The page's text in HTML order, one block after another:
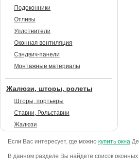
Подоконники
Отливы
Уплотнители
Оконная вентиляция
Сэндвич-панели
Монтажные материалы
Жалюзи, шторы, ролеты
Шторы, портьеры
Ставни, Рольставни
Жалюзи
Если Вас интересует, где можно купить окна
В данном разделе Вы найдете список